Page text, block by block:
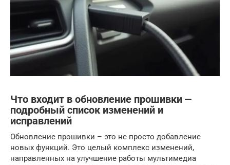
Что входит в обновление прошивки ⎼
подробный список изменений и
исправлений
Обновление прошивки – это не просто добавление
новых функций. Это целый комплекс изменений,
направленных на улучшение работы мультимедиа